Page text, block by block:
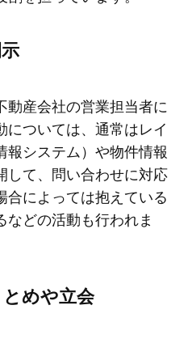
動産会社の営業担当者に
ついては、通常はレイ
報システム）や物件情報
して、問い合わせに対応
によっては抱えている
どの活動も行われま
めや立会